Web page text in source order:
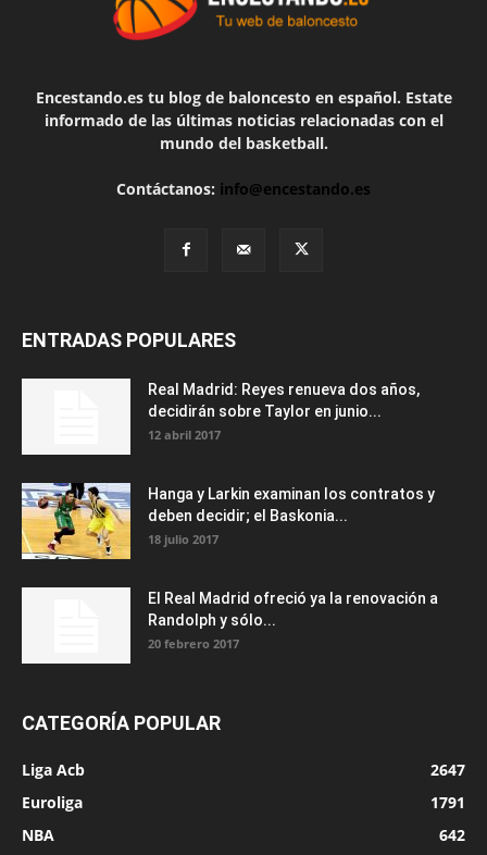
Encestando.es tu blog de baloncesto en español. Estate
informado de las últimas noticias relacionadas con el
mundo del basketball.
Contáctanos: info@encestando.es
ENTRADAS POPULARES
Real Madrid: Reyes renueva dos años,
decidirán sobre Taylor en junio...
12 abril 2017
Hanga y Larkin examinan los contratos y
deben decidir; el Baskonia...
18 julio 2017
El Real Madrid ofreció ya la renovación a
Randolph y sólo...
20 febrero 2017
CATEGORÍA POPULAR
Liga Acb
2647
Euroliga
1791
NBA
642